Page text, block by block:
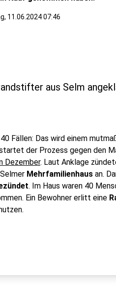
11.06.2024 07:46
aus Selm
Fällen: Das wird einem
der Prozess gegen den
Dezember. Laut Anklage
Mehrfamilienhaus an.
. Im Haus waren 40
Ein Bewohner erlitt eine